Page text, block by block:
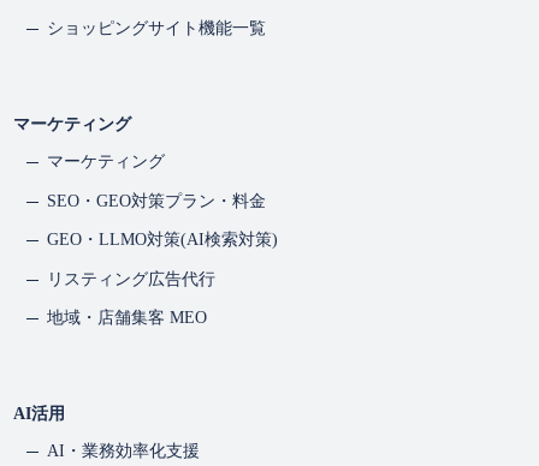
ショッピングサイト機能一覧
マーケティング
マーケティング
SEO・GEO対策プラン・料金
GEO・LLMO対策(AI検索対策)
リスティング広告代行
地域・店舗集客 MEO
AI活用
AI・業務効率化支援